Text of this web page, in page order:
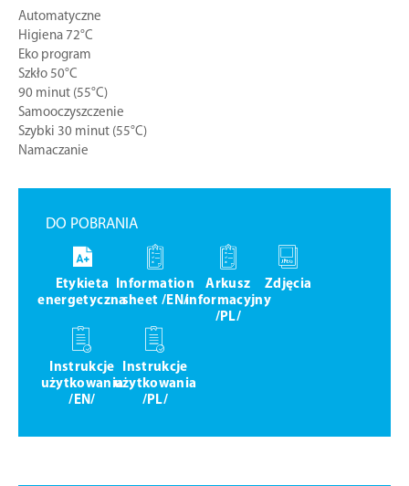
Automatyczne
Higiena 72°C
Eko program
Szkło 50°C
90 minut (55°C)
Samooczyszczenie
Szybki 30 minut (55°C)
Namaczanie
DO POBRANIA
Etykieta
energetyczna
Information
sheet /EN/
Arkusz
informacyjny
/PL/
Zdjęcia
Instrukcje
użytkowania
/EN/
Instrukcje
użytkowania
/PL/